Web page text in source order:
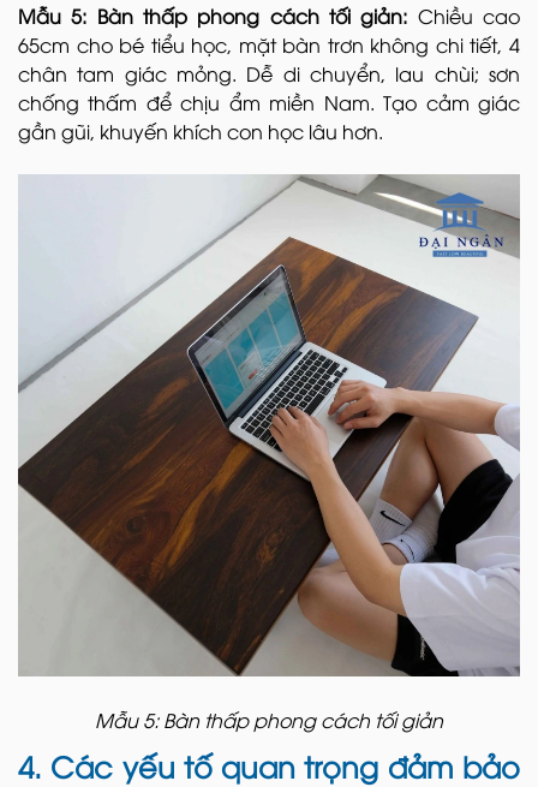
Mẫu 5: Bàn thấp phong cách tối giản: Chiều cao
65cm cho bé tiểu học, mặt bàn trơn không chi tiết, 4
chân tam giác mỏng. Dễ di chuyển, lau chùi; sơn
chống thấm để chịu ẩm miền Nam. Tạo cảm giác
gần gũi, khuyến khích con học lâu hơn.
Mẫu 5: Bàn thấp phong cách tối giản
4. Các yếu tố quan trọng đảm bảo